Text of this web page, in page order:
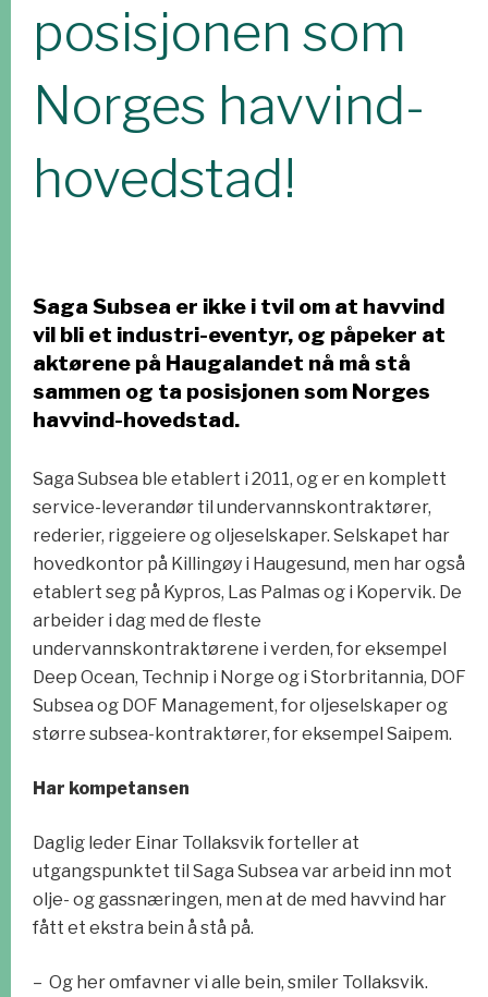
posisjonen som
Norges havvind-
hovedstad!
Saga Subsea er ikke i tvil om at havvind
vil bli et industri-eventyr, og påpeker at
aktørene på Haugalandet nå må stå
sammen og ta posisjonen som Norges
havvind-hovedstad.
Saga Subsea ble etablert i 2011, og er en komplett
service-leverandør til undervannskontraktører,
rederier, riggeiere og oljeselskaper. Selskapet har
hovedkontor på Killingøy i Haugesund, men har også
etablert seg på Kypros, Las Palmas og i Kopervik. De
arbeider i dag med de fleste
undervannskontraktørene i verden, for eksempel
Deep Ocean, Technip i Norge og i Storbritannia, DOF
Subsea og DOF Management, for oljeselskaper og
større subsea-kontraktører, for eksempel Saipem.
Har kompetansen
Daglig leder Einar Tollaksvik forteller at
utgangspunktet til Saga Subsea var arbeid inn mot
olje- og gassnæringen, men at de med havvind har
fått et ekstra bein å stå på.
– Og her omfavner vi alle bein, smiler Tollaksvik.